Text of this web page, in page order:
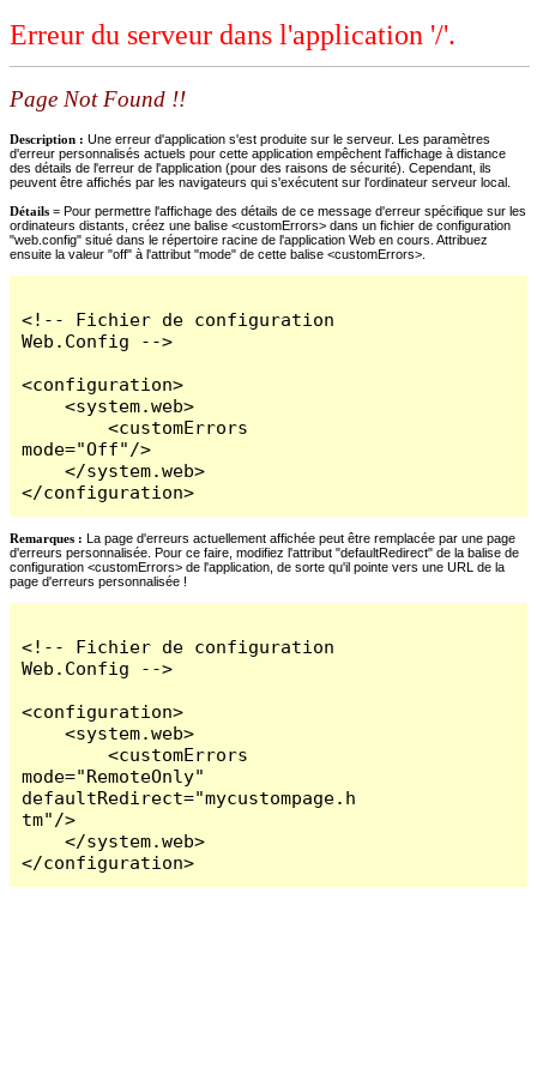
Erreur du serveur dans l'application '/'.
Page Not Found !!
Description : Une erreur d'application s'est produite sur le serveur. Les paramètres
d'erreur personnalisés actuels pour cette application empêchent l'affichage à distance
des détails de l'erreur de l'application (pour des raisons de sécurité). Cependant, ils
peuvent être affichés par les navigateurs qui s'exécutent sur l'ordinateur serveur local.
Détails = Pour permettre l'affichage des détails de ce message d'erreur spécifique sur les
ordinateurs distants, créez une balise <customErrors> dans un fichier de configuration
"web.config" situé dans le répertoire racine de l'application Web en cours. Attribuez
ensuite la valeur "off" à l'attribut "mode" de cette balise <customErrors>.
<!-- Fichier de configuration
Web.Config -->
<configuration>
    <system.web>
        <customErrors
mode="Off"/>
    </system.web>
</configuration>
Remarques : La page d'erreurs actuellement affichée peut être remplacée par une page
d'erreurs personnalisée. Pour ce faire, modifiez l'attribut "defaultRedirect" de la balise de
configuration <customErrors> de l'application, de sorte qu'il pointe vers une URL de la
page d'erreurs personnalisée !
<!-- Fichier de configuration
Web.Config -->
<configuration>
    <system.web>
        <customErrors
mode="RemoteOnly"
defaultRedirect="mycustompage.h
tm"/>
    </system.web>
</configuration>